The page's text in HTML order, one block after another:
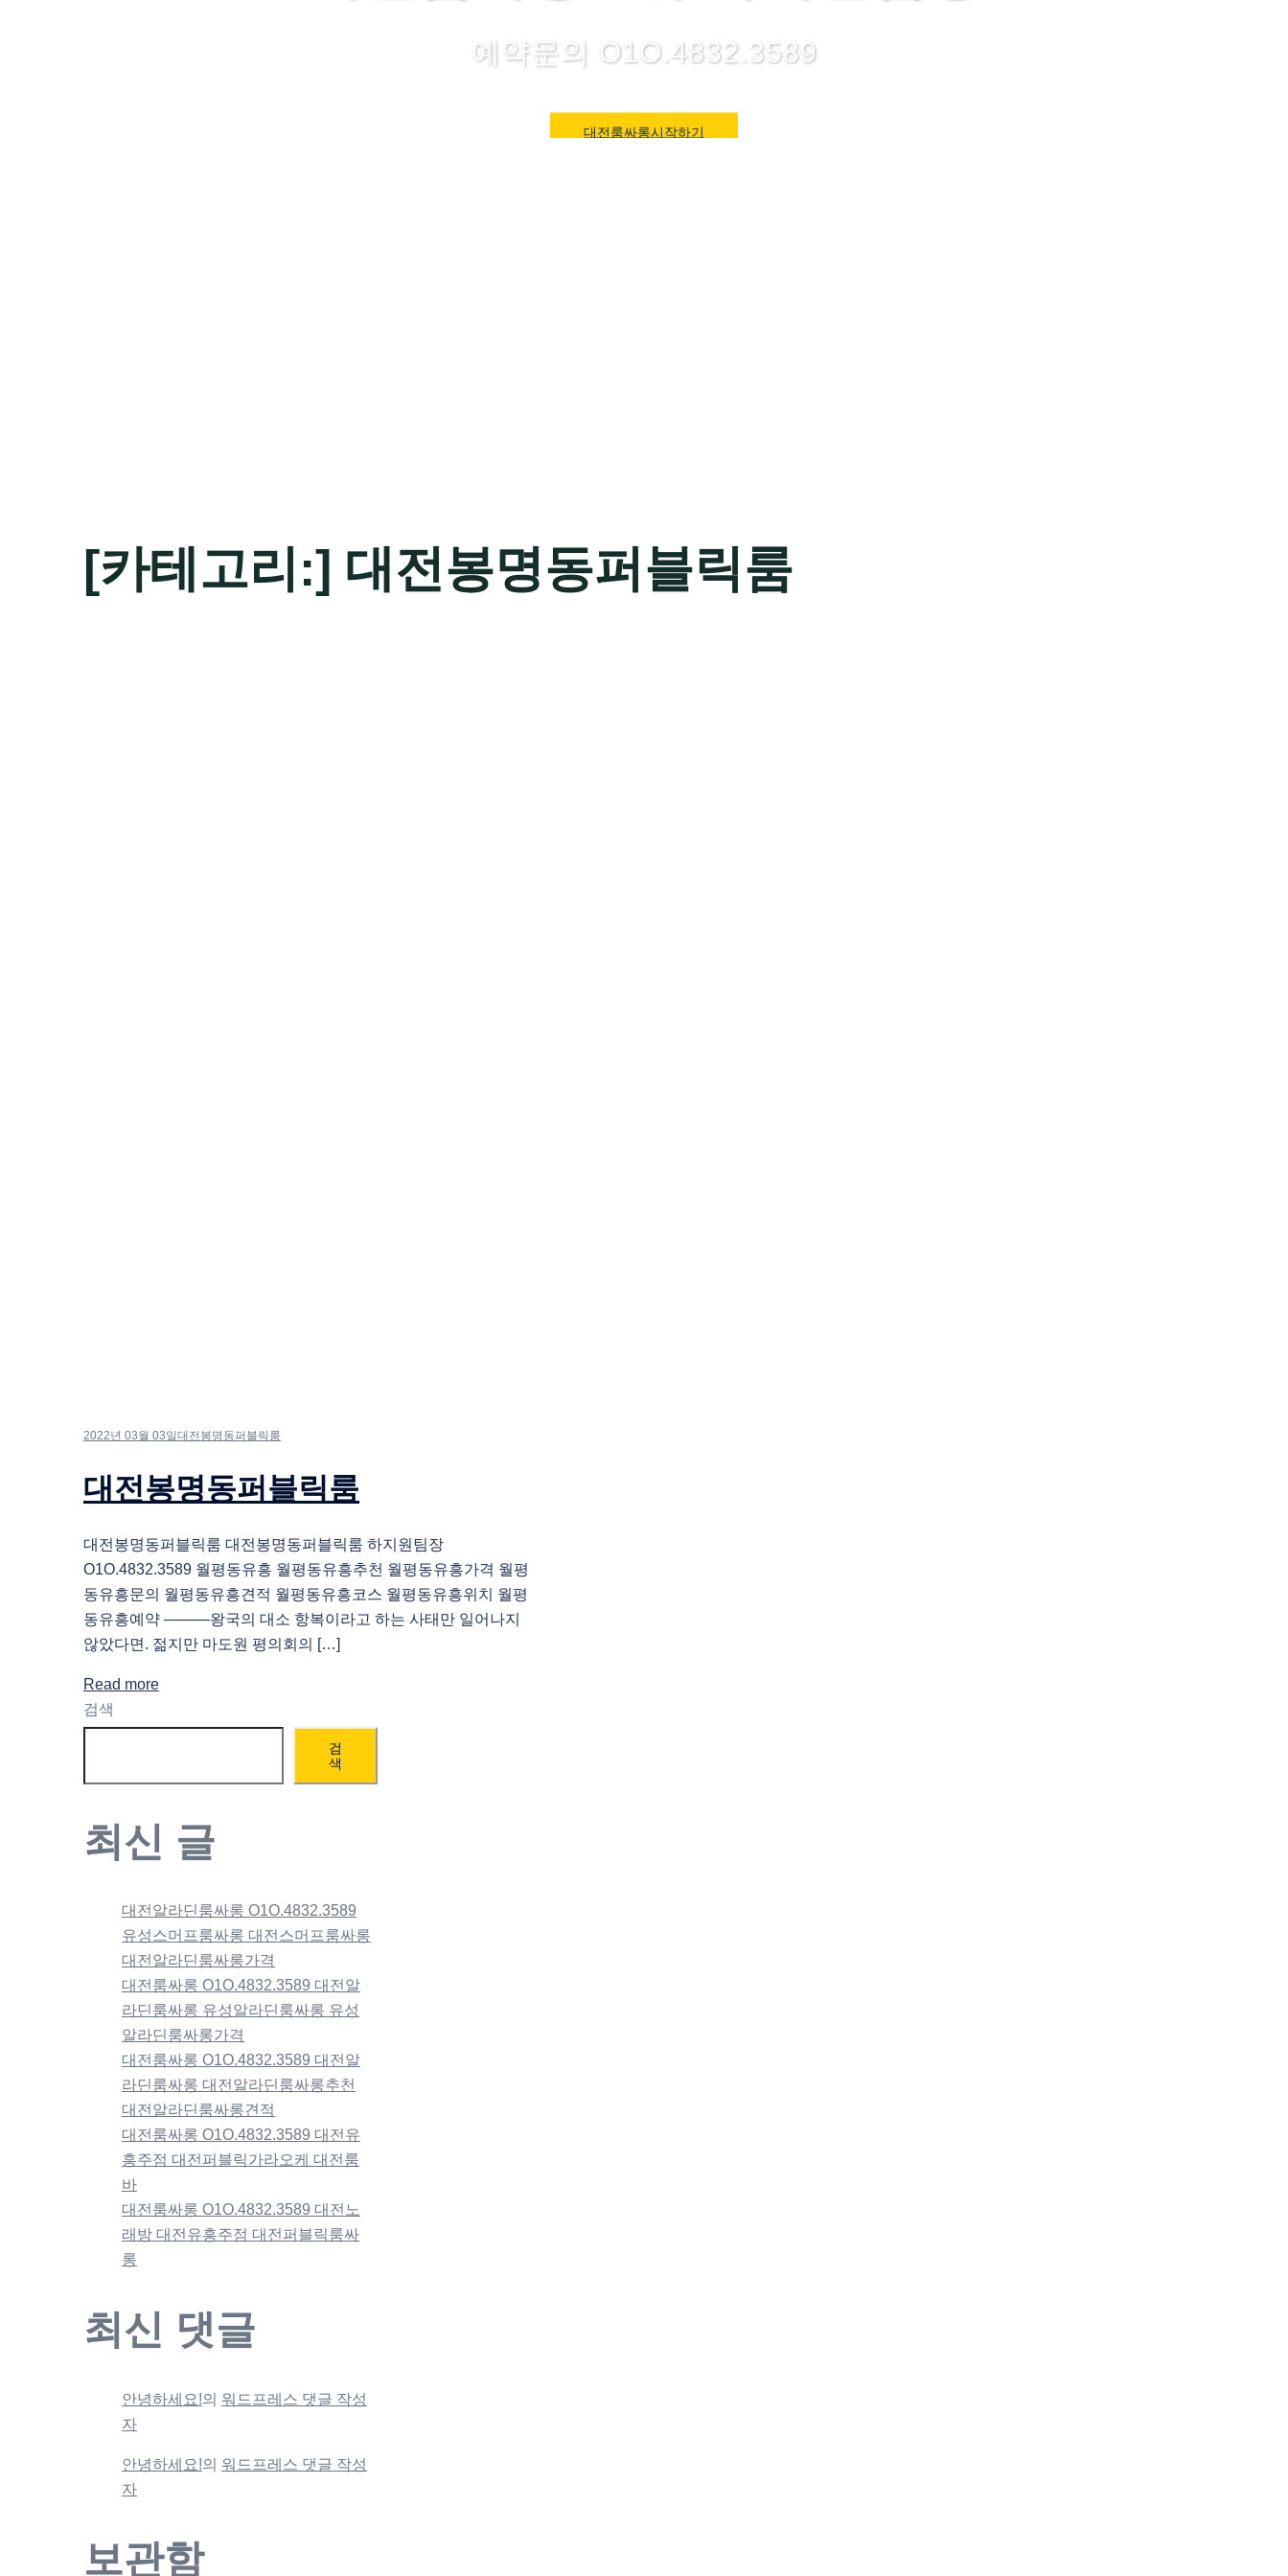
예약문의 O1O.4832.3589
대전룸싸롱시작하기
[카테고리:] 대전봉명동퍼블릭룸
2022년 03월 03일대전봉명동퍼블릭룸
대전봉명동퍼블릭룸
대전봉명동퍼블릭룸 대전봉명동퍼블릭룸 하지원팀장
O1O.4832.3589 월평동유흥 월평동유흥추천 월평동유흥가격 월평
동유흥문의 월평동유흥견적 월평동유흥코스 월평동유흥위치 월평
동유흥예약 ―――왕국의 대소 항복이라고 하는 사태만 일어나지
않았다면. 젊지만 마도원 평의회의 […]
Read more
검색
검
색
최신 글
대전알라딘룸싸롱 O1O.4832.3589
유성스머프룸싸롱 대전스머프룸싸롱
대전알라딘룸싸롱가격
대전룸싸롱 O1O.4832.3589 대전알
라딘룸싸롱 유성알라딘룸싸롱 유성
알라딘룸싸롱가격
대전룸싸롱 O1O.4832.3589 대전알
라딘룸싸롱 대전알라딘룸싸롱추천
대전알라딘룸싸롱견적
대전룸싸롱 O1O.4832.3589 대전유
흥주점 대전퍼블릭가라오케 대전룸
바
대전룸싸롱 O1O.4832.3589 대전노
래방 대전유흥주점 대전퍼블릭룸싸
롱
최신 댓글
안녕하세요!의 워드프레스 댓글 작성
자
안녕하세요!의 워드프레스 댓글 작성
자
보관함